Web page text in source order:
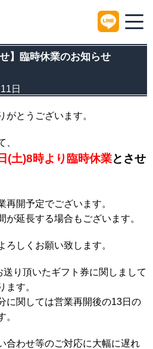
】臨時休業のお知らせ
日
がとうございます。
、
(土)8時より臨時休業とさせ
再開予定でございます。
延長する場合もございます。
しくお願い致します。
り頂いたギフト券に関しまして
ます。
に関しては営業再開後の13日の
。
合わせ等のご対応に大幅に遅れ